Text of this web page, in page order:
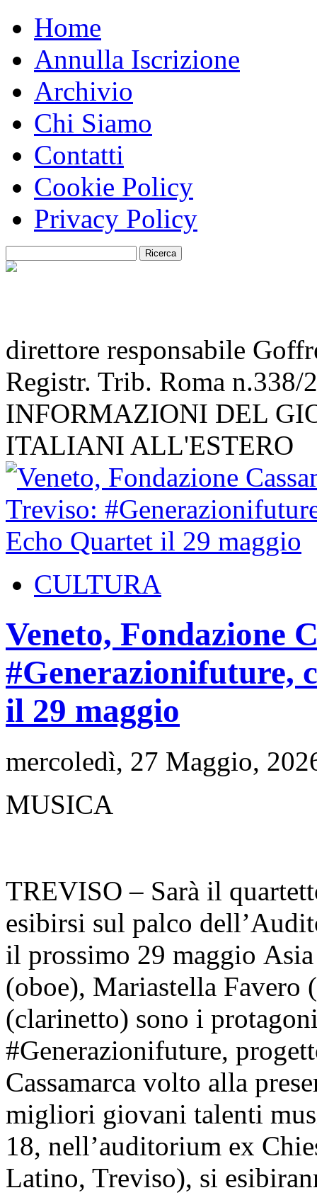
Home
Annulla Iscrizione
Archivio
Chi Siamo
Contatti
Cookie Policy
Privacy Policy
direttore responsabile
Registr. Trib. Roma n.338/
INFORMAZIONI DEL
ITALIANI ALL'ESTERO
CULTURA
Veneto, Fondazione
#Generazionifuture,
il 29 maggio
mercoledì, 27 Maggio,
MUSICA
TREVISO – Sarà il
esibirsi sul palco
il prossimo 29 maggio
(oboe), Mariastella Favero
(clarinetto) sono i
#Generazionifuture,
Cassamarca volto alla
migliori giovani talenti
18, nell’auditorium ex
Latino, Treviso), si